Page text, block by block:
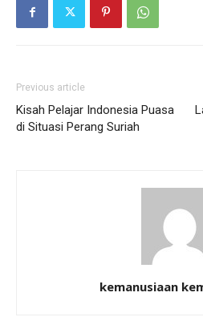
Previous article
Kisah Pelajar Indonesia Puasa
di Situasi Perang Suriah
kemanusiaan